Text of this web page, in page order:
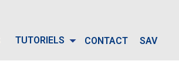
TUTORIELS CONTACT SAV